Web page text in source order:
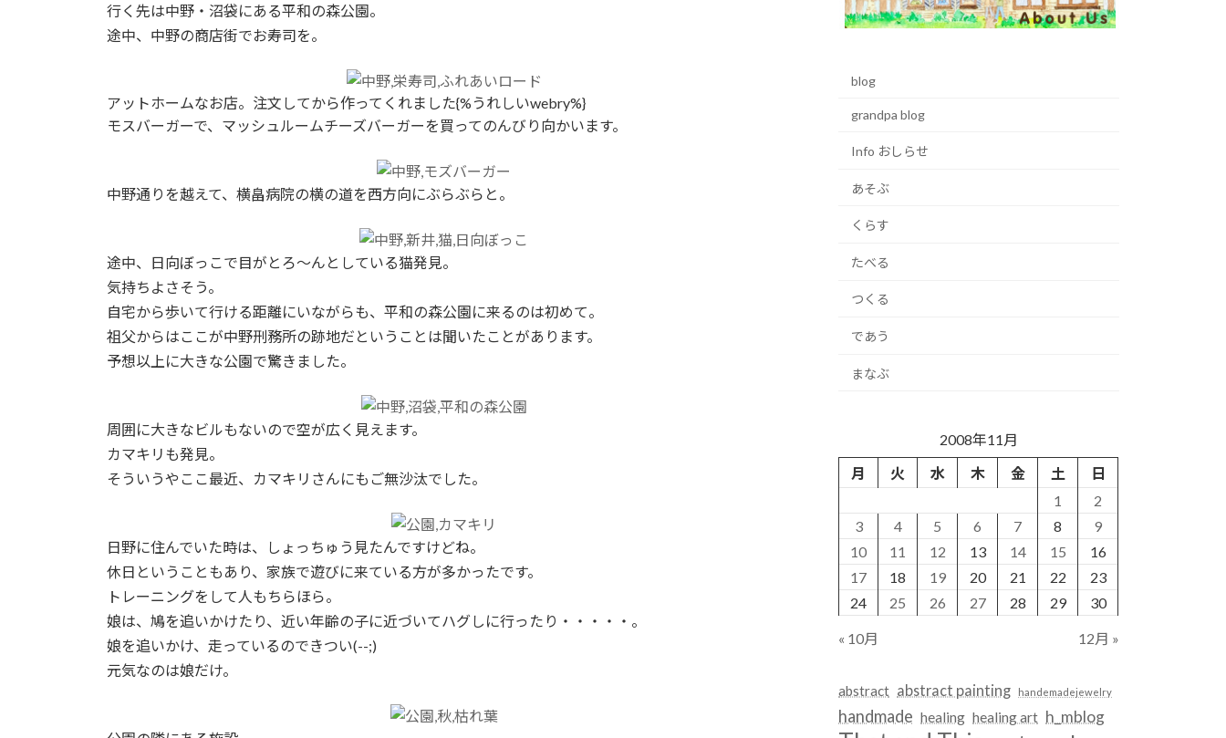
行く先は中野・沼袋にある平和の森公園。
途中、中野の商店街でお寿司を。
アットホームなお店。注文してから作ってくれました{%うれしいwebry%}
モスバーガーで、マッシュルームチーズバーガーを買ってのんびり向かいます。
中野通りを越えて、横畠病院の横の道を西方向にぶらぶらと。
途中、日向ぼっこで目がとろ～んとしている猫発見。
気持ちよさそう。
自宅から歩いて行ける距離にいながらも、平和の森公園に来るのは初めて。
祖父からはここが中野刑務所の跡地だということは聞いたことがあります。
予想以上に大きな公園で驚きました。
周囲に大きなビルもないので空が広く見えます。
カマキリも発見。
そういうやここ最近、カマキリさんにもご無沙汰でした。
日野に住んでいた時は、しょっちゅう見たんですけどね。
休日ということもあり、家族で遊びに来ている方が多かったです。
トレーニングをして人もちらほら。
娘は、鳩を追いかけたり、近い年齢の子に近づいてハグしに行ったり・・・・・。
娘を追いかけ、走っているのできつい(--;)
元気なのは娘だけ。
blog
grandpa blog
Info おしらせ
あそぶ
くらす
たべる
つくる
であう
まなぶ
2008年11月
月
火 水 木 金 土
日
1
2
3
4 5 6 7 8
9
10
11 12 13 14 15
16
17
18 19 20 21 22
23
24
25 26 27 28 29 30
« 10月 12月 »
abstract abstract painting handemadejewelry
handmade healing healing art h_mblog